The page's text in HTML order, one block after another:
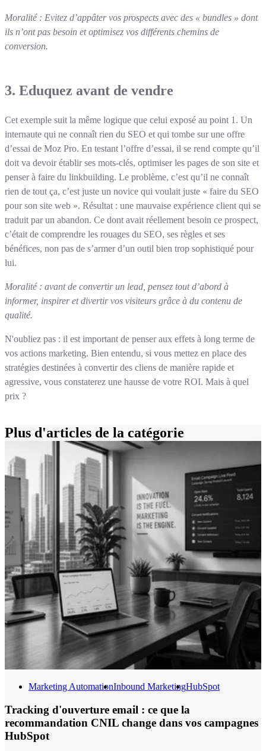
Moralité : Evitez d’appâter vos prospects avec des « bundles » dont
ils n’ont pas besoin et optimisez vos différents chemins de
conversion.
3. Eduquez avant de vendre
Cet exemple suit la même logique que celui exposé au point 1. Un
internaute qui ne connaît rien du SEO et qui tombe sur une offre
d’essai de Moz Pro. En testant l’offre d’essai, il se rend compte qu’il
doit va devoir établir ses mots-clés, optimiser les pages de son site et
penser à faire du linkbuilding. Le problème, c’est qu’il ne connaît
rien de tout ça, c’est juste un novice qui voulait juste « faire du SEO
pour son site web ». Résultat : une mauvaise expérience client qui se
traduit par un abandon. Ce dont avait réellement besoin ce prospect,
c’était de comprendre les rouages du SEO, ses règles et ses
bénéfices, non pas de s’armer d’un outil bien trop sophistiqué pour
lui.
Moralité : avant de convertir un lead, pensez tout d’abord à
informer, inspirer et divertir vos visiteurs grâce à du contenu de
qualité.
N'oubliez pas : il est important de penser aux effets à long terme de
vos actions marketing. Bien entendu, si vous mettez en place des
stratégies destinées à convertir des cliens de manière rapide et
agressive, vous constaterez une hausse de votre ROI. Mais à quel
prix ?
Plus d'articles de la catégorie
Marketing AutomationInbound MarketingHubSpot
Tracking d'ouverture email : ce que la
recommandation CNIL change dans vos campagnes
HubSpot